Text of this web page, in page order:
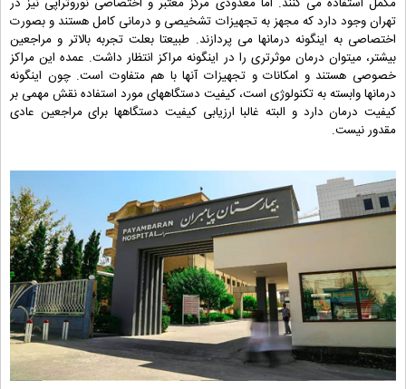
مکمل استفاده می کنند. اما معدودی مرکز معتبر و اختصاصی نوروتراپی نیز در
تهران وجود دارد که مجهز به تجهیزات تشخیصی و درمانی کامل هستند و بصورت
اختصاصی به اینگونه درمانها می پردازند. طبیعتا بعلت تجربه بالاتر و مراجعین
بیشتر، میتوان درمان موثرتری را در اینگونه مراکز انتظار داشت. عمده این مراکز
خصوصی هستند و امکانات و تجهیزات آنها با هم متفاوت است. چون اینگونه
درمانها وابسته به تکنولوژی است، کیفیت دستگاههای مورد استفاده نقش مهمی بر
کیفیت درمان دارد و البته غالبا ارزیابی کیفیت دستگاهها برای مراجعین عادی
مقدور نیست.